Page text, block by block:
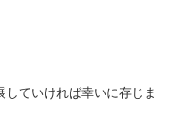
ていければ幸いに存じま